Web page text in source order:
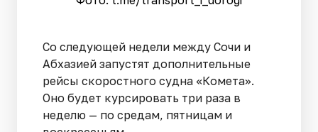
Со следующей недели между Сочи и
Абхазией запустят дополнительные
рейсы скоростного судна «Комета».
Оно будет курсировать три раза в
неделю — по средам, пятницам и